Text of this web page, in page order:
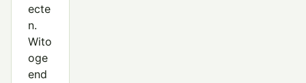
ecte
n.
Wito
oge
end